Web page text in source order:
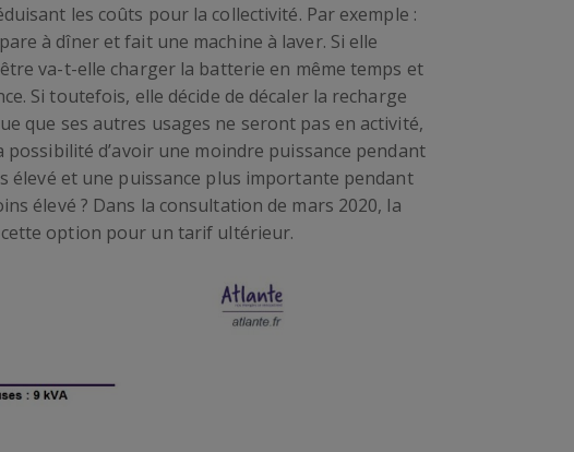
les coûts pour la collectivité. Par exemple :
à dîner et fait une machine à laver. Si elle
va-t-elle charger la batterie en même temps et
Si toutefois, elle décide de décaler la recharge
que ses autres usages ne seront pas en activité,
d’avoir une moindre puissance pendant
élevé et une puissance plus importante pendant
élevé ? Dans la consultation de mars 2020, la
option pour un tarif ultérieur.